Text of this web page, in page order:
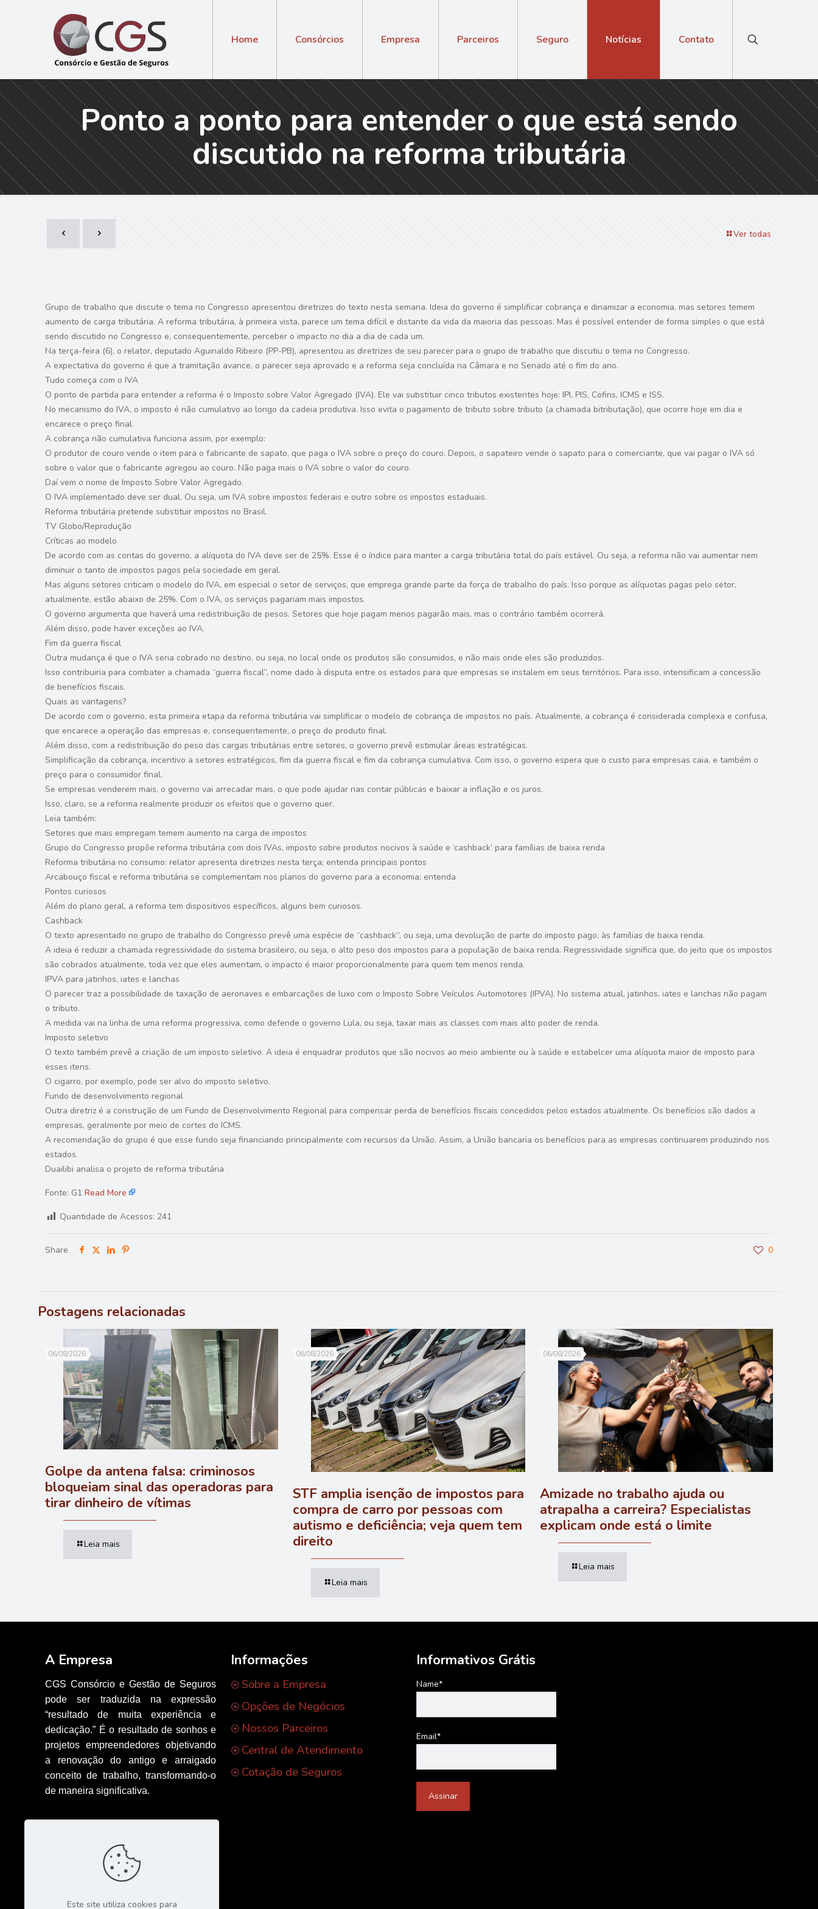
Home Consórcios Empresa Parceiros Seguro Notícias Contato
Ponto a ponto para entender o que está sendo
discutido na reforma tributária
Ver todas
Grupo de trabalho que discute o tema no Congresso apresentou diretrizes do texto nesta semana. Ideia do governo é simplificar cobrança e dinamizar a economia, mas setores temem
aumento de carga tributária. A reforma tributária, à primeira vista, parece um tema difícil e distante da vida da maioria das pessoas. Mas é possível entender de forma simples o que está
sendo discutido no Congresso e, consequentemente, perceber o impacto no dia a dia de cada um.
Na terça-feira (6), o relator, deputado Aguinaldo Ribeiro (PP-PB), apresentou as diretrizes de seu parecer para o grupo de trabalho que discutiu o tema no Congresso.
A expectativa do governo é que a tramitação avance, o parecer seja aprovado e a reforma seja concluída na Câmara e no Senado até o fim do ano.
Tudo começa com o IVA
O ponto de partida para entender a reforma é o Imposto sobre Valor Agregado (IVA). Ele vai substituir cinco tributos existentes hoje: IPI, PIS, Cofins, ICMS e ISS.
No mecanismo do IVA, o imposto é não cumulativo ao longo da cadeia produtiva. Isso evita o pagamento de tributo sobre tributo (a chamada bitributação), que ocorre hoje em dia e
encarece o preço final.
A cobrança não cumulativa funciona assim, por exemplo:
O produtor de couro vende o item para o fabricante de sapato, que paga o IVA sobre o preço do couro. Depois, o sapateiro vende o sapato para o comerciante, que vai pagar o IVA só
sobre o valor que o fabricante agregou ao couro. Não paga mais o IVA sobre o valor do couro.
Daí vem o nome de Imposto Sobre Valor Agregado.
O IVA implementado deve ser dual. Ou seja, um IVA sobre impostos federais e outro sobre os impostos estaduais.
Reforma tributária pretende substituir impostos no Brasil.
TV Globo/Reprodução
Críticas ao modelo
De acordo com as contas do governo, a alíquota do IVA deve ser de 25%. Esse é o índice para manter a carga tributária total do país estável. Ou seja, a reforma não vai aumentar nem
diminuir o tanto de impostos pagos pela sociedade em geral.
Mas alguns setores criticam o modelo do IVA, em especial o setor de serviços, que emprega grande parte da força de trabalho do país. Isso porque as alíquotas pagas pelo setor,
atualmente, estão abaixo de 25%. Com o IVA, os serviços pagariam mais impostos.
O governo argumenta que haverá uma redistribuição de pesos. Setores que hoje pagam menos pagarão mais, mas o contrário também ocorrerá.
Além disso, pode haver exceções ao IVA.
Fim da guerra fiscal
Outra mudança é que o IVA seria cobrado no destino, ou seja, no local onde os produtos são consumidos, e não mais onde eles são produzidos.
Isso contribuiria para combater a chamada “guerra fiscal”, nome dado à disputa entre os estados para que empresas se instalem em seus territórios. Para isso, intensificam a concessão
de benefícios fiscais.
Quais as vantagens?
De acordo com o governo, esta primeira etapa da reforma tributária vai simplificar o modelo de cobrança de impostos no país. Atualmente, a cobrança é considerada complexa e confusa,
que encarece a operação das empresas e, consequentemente, o preço do produto final.
Além disso, com a redistribuição do peso das cargas tributárias entre setores, o governo prevê estimular áreas estratégicas.
Simplificação da cobrança, incentivo a setores estratégicos, fim da guerra fiscal e fim da cobrança cumulativa. Com isso, o governo espera que o custo para empresas caia, e também o
preço para o consumidor final.
Se empresas venderem mais, o governo vai arrecadar mais, o que pode ajudar nas contar públicas e baixar a inflação e os juros.
Isso, claro, se a reforma realmente produzir os efeitos que o governo quer.
Leia também:
Setores que mais empregam temem aumento na carga de impostos
Grupo do Congresso propõe reforma tributária com dois IVAs, imposto sobre produtos nocivos à saúde e ‘cashback’ para famílias de baixa renda
Reforma tributária no consumo: relator apresenta diretrizes nesta terça; entenda principais pontos
Arcabouço fiscal e reforma tributária se complementam nos planos do governo para a economia; entenda
Pontos curiosos
Além do plano geral, a reforma tem dispositivos específicos, alguns bem curiosos.
Cashback
O texto apresentado no grupo de trabalho do Congresso prevê uma espécie de “cashback”, ou seja, uma devolução de parte do imposto pago, às famílias de baixa renda.
A ideia é reduzir a chamada regressividade do sistema brasileiro, ou seja, o alto peso dos impostos para a população de baixa renda. Regressividade significa que, do jeito que os impostos
são cobrados atualmente, toda vez que eles aumentam, o impacto é maior proporcionalmente para quem tem menos renda.
IPVA para jatinhos, iates e lanchas
O parecer traz a possibilidade de taxação de aeronaves e embarcações de luxo com o Imposto Sobre Veículos Automotores (IPVA). No sistema atual, jatinhos, iates e lanchas não pagam
o tributo.
A medida vai na linha de uma reforma progressiva, como defende o governo Lula, ou seja, taxar mais as classes com mais alto poder de renda.
Imposto seletivo
O texto também prevê a criação de um imposto seletivo. A ideia é enquadrar produtos que são nocivos ao meio ambiente ou à saúde e estabelcer uma alíquota maior de imposto para
esses itens.
O cigarro, por exemplo, pode ser alvo do imposto seletivo.
Fundo de desenvolvimento regional
Outra diretriz é a construção de um Fundo de Desenvolvimento Regional para compensar perda de benefícios fiscais concedidos pelos estados atualmente. Os benefícios são dados a
empresas, geralmente por meio de cortes do ICMS.
A recomendação do grupo é que esse fundo seja financiando principalmente com recursos da União. Assim, a União bancaria os benefícios para as empresas continuarem produzindo nos
estados.
Duailibi analisa o projeto de reforma tributária
Fonte: G1Read More
Quantidade de Acessos: 241
Share 0
Postagens relacionadas
06/08/2026
Golpe da antena falsa: criminosos
bloqueiam sinal das operadoras para
tirar dinheiro de vítimas
Leia mais
06/08/2026
STF amplia isenção de impostos para
compra de carro por pessoas com
autismo e deficiência; veja quem tem
direito
Leia mais
06/08/2026
Amizade no trabalho ajuda ou
atrapalha a carreira? Especialistas
explicam onde está o limite
Leia mais
A Empresa
CGS Consórcio e Gestão de Seguros
pode ser traduzida na expressão
“resultado de muita experiência e
dedicação.” É o resultado de sonhos e
projetos empreendedores objetivando
a renovação do antigo e arraigado
conceito de trabalho, transformando-o
de maneira significativa.
Informações
Sobre a Empresa
Opções de Negócios
Nossos Parceiros
Central de Atendimento
Cotação de Seguros
Informativos Grátis
Name*
Email*
Este site utiliza cookies para